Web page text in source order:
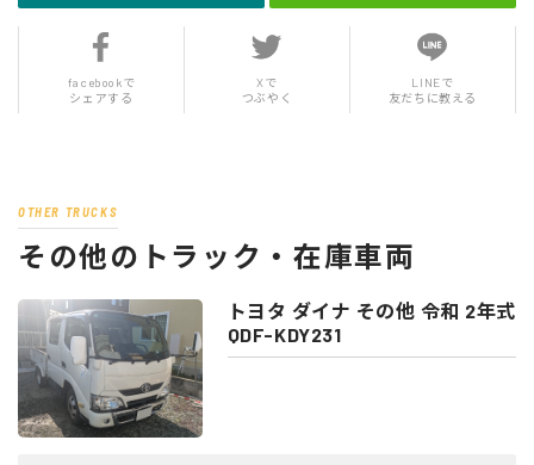
facebookで
シェアする
Xで
つぶやく
LINEで
友だちに教える
OTHER TRUCKS
その他のトラック・在庫車両
トヨタ ダイナ その他 令和 2年式
QDF-KDY231